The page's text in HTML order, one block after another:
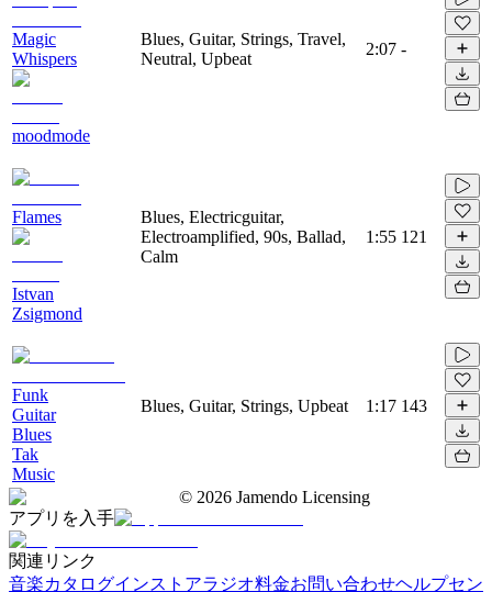
Magic
Whispers
moodmode
Blues, Guitar, Strings, Travel,
Neutral, Upbeat
2:07 -
Flames
Istvan
Zsigmond
Blues, Electricguitar,
Electroamplified, 90s, Ballad,
Calm
1:55 121
Funk
Guitar
Blues
Tak
Music
Blues, Guitar, Strings, Upbeat 1:17 143
© 2026 Jamendo Licensing
アプリを入手
関連リンク
音楽カタログインストアラジオ料金お問い合わせヘルプセン